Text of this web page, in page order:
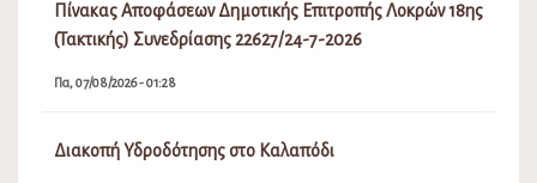
Πίνακας Αποφάσεων Δημοτικής Επιτροπής Λοκρών 18ης
(Τακτικής) Συνεδρίασης 22627/24-7-2026
Πα, 07/08/2026 - 01:28
Διακοπή Υδροδότησης στο Καλαπόδι